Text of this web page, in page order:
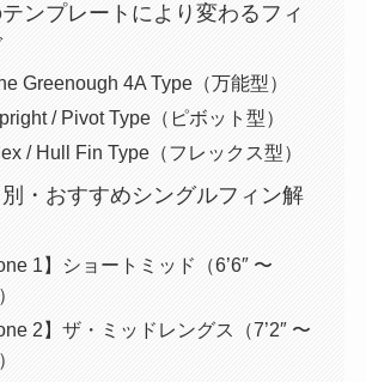
ンプレートにより変わるフィ
Greenough 4A Type（万能型）
/ Pivot Type（ピボット型）
/ Hull Fin Type（フレックス型）
・おすすめシングルフィン解
1】ショートミッド（6’6″ 〜
2】ザ・ミッドレングス（7’2″ 〜